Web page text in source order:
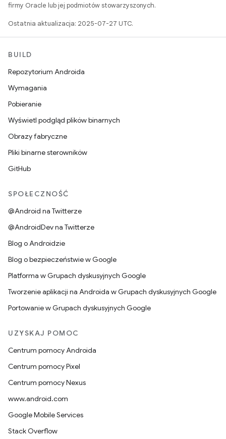
firmy Oracle lub jej podmiotów stowarzyszonych.
Ostatnia aktualizacja: 2025-07-27 UTC.
BUILD
Repozytorium Androida
Wymagania
Pobieranie
Wyświetl podgląd plików binarnych
Obrazy fabryczne
Pliki binarne sterowników
GitHub
SPOŁECZNOŚĆ
@Android na Twitterze
@AndroidDev na Twitterze
Blog o Androidzie
Blog o bezpieczeństwie w Google
Platforma w Grupach dyskusyjnych Google
Tworzenie aplikacji na Androida w Grupach dyskusyjnych Google
Portowanie w Grupach dyskusyjnych Google
UZYSKAJ POMOC
Centrum pomocy Androida
Centrum pomocy Pixel
Centrum pomocy Nexus
www.android.com
Google Mobile Services
Stack Overflow